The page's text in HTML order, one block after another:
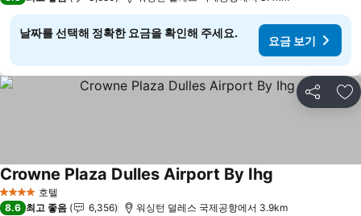
날짜를 선택해 정확한 요금을 확인해 주세요.
요금 보기
공유 즐
4 성급 호텔
Crowne Plaza Dulles Airport By Ihg
8.6 최고 좋음 6,356 워싱턴 덜레스 국제공항에서 3.9km